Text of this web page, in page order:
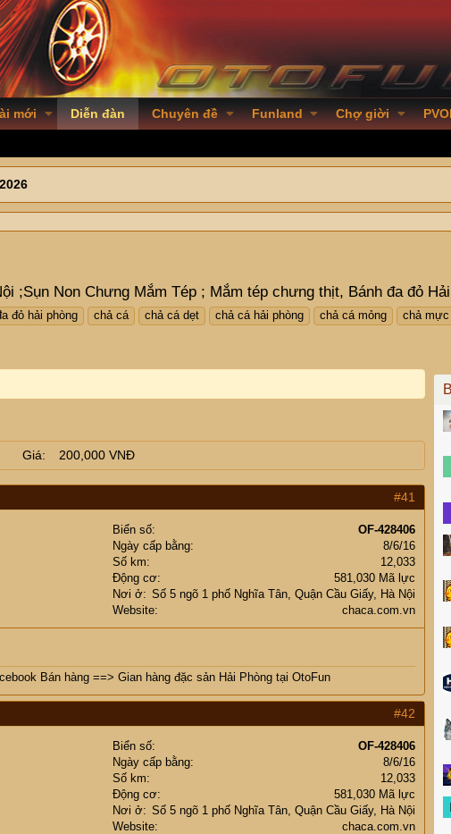
mới Diễn đàn Chuyên đề Funland Chợ giời
;Sụn Non Chưng Mắm Tép ; Mắm tép chưng thịt, Bánh đa đỏ
đỏ hải phòng chả cá chả cá dẹt chả cá hải phòng chả cá mỏng chả mực
Giá 200,000 VNĐ
#41
Biển số
OF-428406
Ngày cấp bằng
8/6/16
Số km
12,033
Động cơ
581,030 Mã lực
Nơi ở
Số 5 ngõ 1 phố Nghĩa Tân, Quận Cầu Giấy, Hà Nội
Website
chaca.com.vn
Bán hàng ==> Gian hàng đặc sản Hải Phòng tại OtoFun
#42
Biển số
OF-428406
Ngày cấp bằng
8/6/16
Số km
12,033
Động cơ
581,030 Mã lực
Nơi ở
Số 5 ngõ 1 phố Nghĩa Tân, Quận Cầu Giấy, Hà Nội
Website
chaca.com.vn